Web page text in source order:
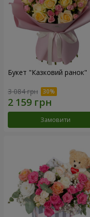
Букет "Казковий ранок"
3 084 грн
Замовити